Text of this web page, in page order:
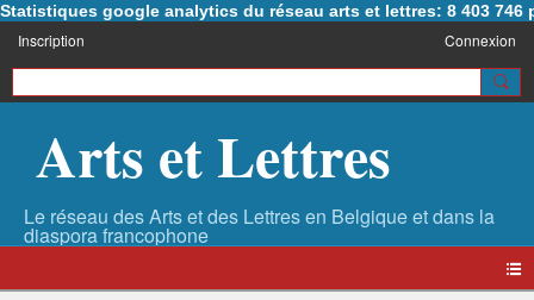
Statistiques google analytics du réseau arts et lettres: 8 403 746
Inscription Connexion
Arts et Lettres